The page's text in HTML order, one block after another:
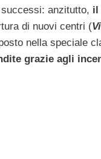
anzitutto, il
di nuovi centri (
nella speciale
grazie agli